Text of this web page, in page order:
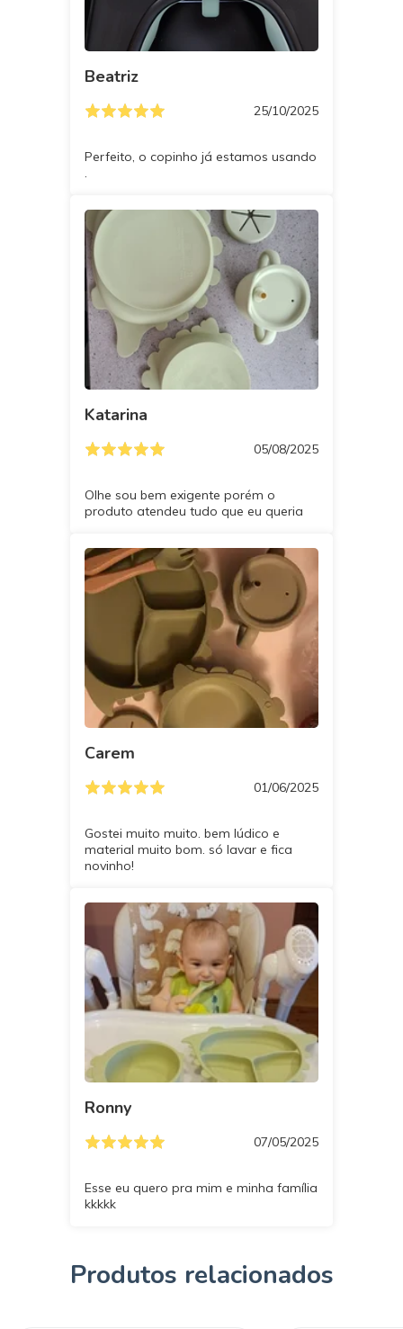
Beatriz
25/10/2025
Perfeito, o copinho já estamos usando
.
Katarina
05/08/2025
Olhe sou bem exigente porém o
produto atendeu tudo que eu queria
Carem
01/06/2025
Gostei muito muito. bem lúdico e
material muito bom. só lavar e fica
novinho!
Ronny
07/05/2025
Esse eu quero pra mim e minha família
kkkkk
Produtos relacionados